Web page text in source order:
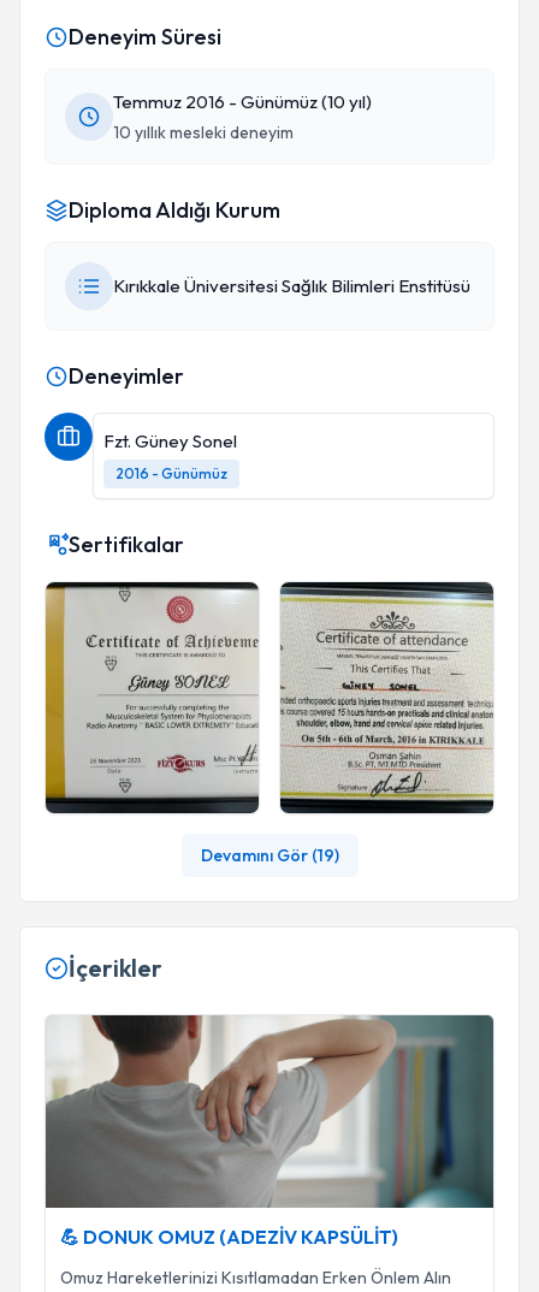
Deneyim Süresi
Temmuz 2016 - Günümüz (10 yıl)
10 yıllık mesleki deneyim
Diploma Aldığı Kurum
Kırıkkale Üniversitesi Sağlık Bilimleri Enstitüsü
Deneyimler
Fzt. Güney Sonel
2016 - Günümüz
Sertifikalar
Devamını Gör (19)
İçerikler
💪 DONUK OMUZ (ADEZİV KAPSÜLİT)
💪 DONUK OMUZ (ADEZİV KAPSÜLİT)
Omuz Hareketlerinizi Kısıtlamadan Erken Önlem Alın